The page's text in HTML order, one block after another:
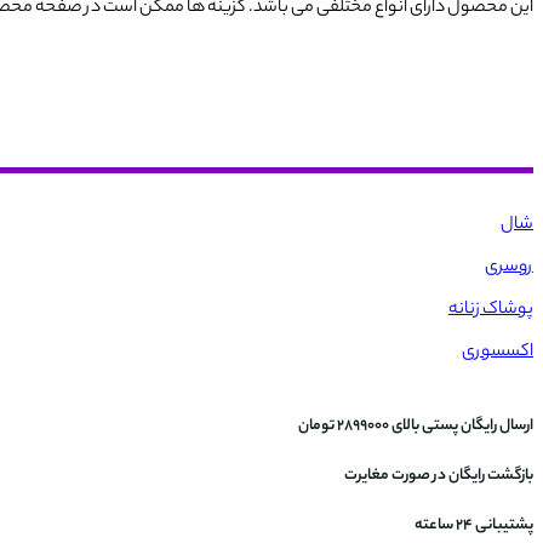
این محصول دارای انواع مختلفی می باشد. گزینه ها ممکن است در صفحه
شال
روسری
پوشاک زنانه
اکسسوری
ارسال رایگان پستی بالای 2899000 تومان
بازگشت رایگان در صورت مغایرت
پشتیبانی 24 ساعته